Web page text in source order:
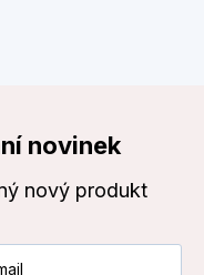
novinek
nový produkt